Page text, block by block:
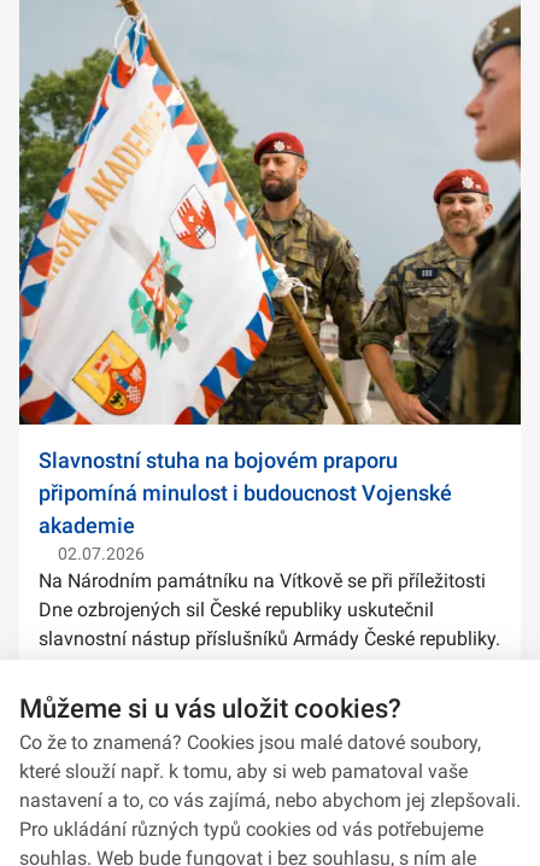
Slavnostní stuha na bojovém praporu
připomíná minulost i budoucnost Vojenské
akademie
02.07.2026
Na Národním památníku na Vítkově se při příležitosti
Dne ozbrojených sil České republiky uskutečnil
slavnostní nástup příslušníků Armády České republiky.
stuh na bojové prapory vybranýc...
Můžeme si u vás uložit cookies?
Co že to znamená? Cookies jsou malé datové soubory,
které slouží např. k tomu, aby si web pamatoval vaše
nastavení a to, co vás zajímá, nebo abychom jej zlepšovali.
Pro ukládání různých typů cookies od vás potřebujeme
souhlas. Web bude fungovat i bez souhlasu, s ním ale